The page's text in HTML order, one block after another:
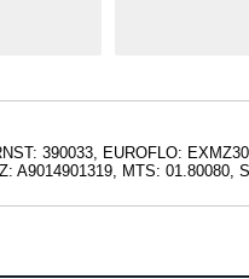
390033, EUROFLO:
A9014901319, MTS: 01.80080,